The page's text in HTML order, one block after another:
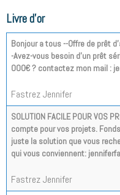
Livre d'or
Bonjour a tous --Offre de prêt
-Avez-vous besoin d'un prêt
000€ ? contactez mon mail :
Fastrez Jennifer
SOLUTION FACILE POUR VOS
compte pour vos projets.
juste la solution que vous
qui vous conviennent:
Fastrez Jennifer